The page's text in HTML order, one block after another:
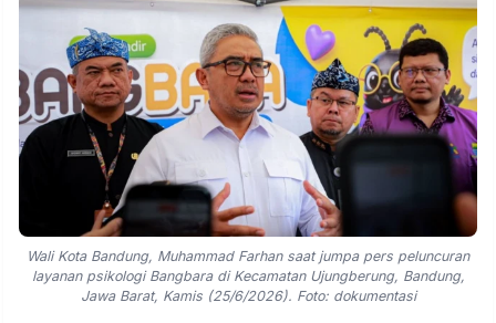
Wali Kota Bandung, Muhammad Farhan saat jumpa pers peluncuran
layanan psikologi Bangbara di Kecamatan Ujungberung, Bandung,
Jawa Barat, Kamis (25/6/2026). Foto: dokumentasi